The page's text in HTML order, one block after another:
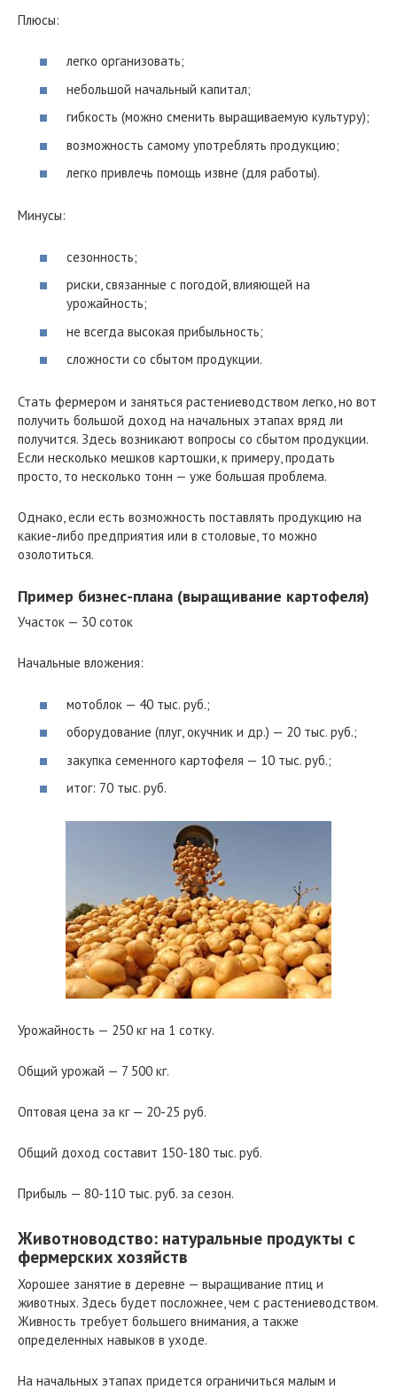
Плюсы:
легко организовать;
небольшой начальный капитал;
гибкость (можно сменить выращиваемую культуру);
возможность самому употреблять продукцию;
легко привлечь помощь извне (для работы).
Минусы:
сезонность;
риски, связанные с погодой, влияющей на
урожайность;
не всегда высокая прибыльность;
сложности со сбытом продукции.
Стать фермером и заняться растениеводством легко, но вот
получить большой доход на начальных этапах вряд ли
получится. Здесь возникают вопросы со сбытом продукции.
Если несколько мешков картошки, к примеру, продать
просто, то несколько тонн — уже большая проблема.
Однако, если есть возможность поставлять продукцию на
какие-либо предприятия или в столовые, то можно
озолотиться.
Пример бизнес-плана (выращивание картофеля)
Участок — 30 соток
Начальные вложения:
мотоблок — 40 тыс. руб.;
оборудование (плуг, окучник и др.) — 20 тыс. руб.;
закупка семенного картофеля — 10 тыс. руб.;
итог: 70 тыс. руб.
Урожайность — 250 кг на 1 сотку.
Общий урожай — 7 500 кг.
Оптовая цена за кг — 20-25 руб.
Общий доход составит 150-180 тыс. руб.
Прибыль — 80-110 тыс. руб. за сезон.
Животноводство: натуральные продукты с
фермерских хозяйств
Хорошее занятие в деревне — выращивание птиц и
животных. Здесь будет посложнее, чем с растениеводством.
Живность требует большего внимания, а также
определенных навыков в уходе.
На начальных этапах придется ограничиться малым и